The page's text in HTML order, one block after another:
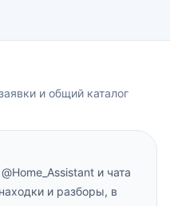
и общий каталог
@Home_Assistant и чата
и разборы, в